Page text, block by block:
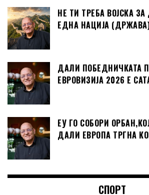
НЕ ТИ ТРЕБА ВОЈСКА
ЕДНА НАЦИЈА
ДАЛИ ПОБЕДНИЧКАТА
ЕВРОВИЗИЈА 2026 Е
ЕУ ГО СОБОРИ
ДАЛИ ЕВРОПА ТРГНА
СПОРТ